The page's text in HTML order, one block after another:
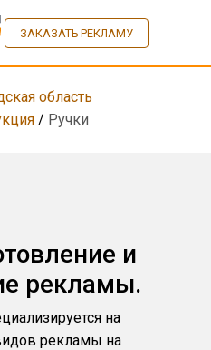
ЗАКАЗАТЬ РЕКЛАМУ
область
/ Ручки
и
рекламы.
на
рекламы на